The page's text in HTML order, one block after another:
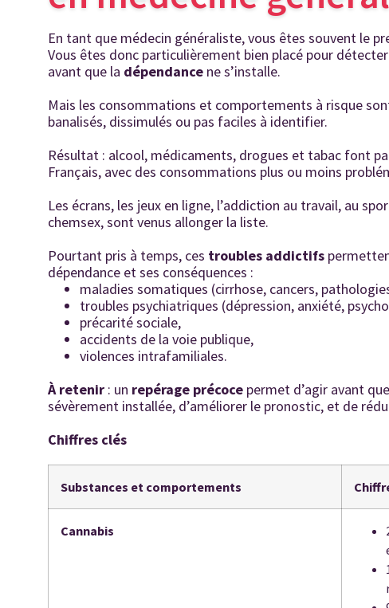
En tant que médecin généraliste, vous êtes souvent le
Vous êtes donc particulièrement bien placé pour
avant que la dépendance ne s’installe.
Mais les consommations et comportements à risque
banalisés, dissimulés ou pas faciles à identifier.
Résultat : alcool, médicaments, drogues et tabac font
Français, avec des consommations plus ou moins
Les écrans, les jeux en ligne, l’addiction au travail, au
chemsex, sont venus allonger la liste.
Pourtant pris à temps, ces troubles addictifs
dépendance et ses conséquences :
maladies somatiques (cirrhose, cancers,
troubles psychiatriques (dépression, anxiété,
précarité sociale,
accidents de la voie publique,
violences intrafamiliales.
À retenir : un repérage précoce permet d’agir avant
sévèrement installée, d’améliorer le pronostic, et de
Chiffres clés
Substances et comportements
Cannabis